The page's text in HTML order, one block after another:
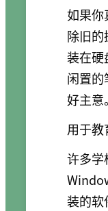
如果你
除旧的
装在硬
闲置
好主意。
用于教
许多学
装的软